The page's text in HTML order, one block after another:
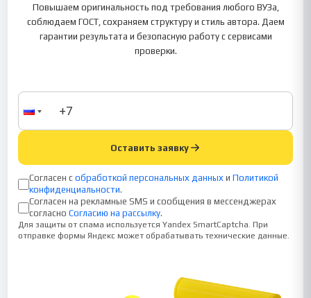
Повышаем оригинальность под требования любого ВУЗа,
соблюдаем ГОСТ, сохраняем структуру и стиль автора. Даем
гарантии результата и безопасную работу с сервисами
проверки.
Оставить заявку
Согласен с обработкой персональных данных и Политикой
конфиденциальности.
Согласен на рекламные SMS и сообщения в мессенджерах
согласно Согласию на рассылку.
Для защиты от спама используется Yandex SmartCaptcha. При
отправке формы Яндекс может обрабатывать технические данные.